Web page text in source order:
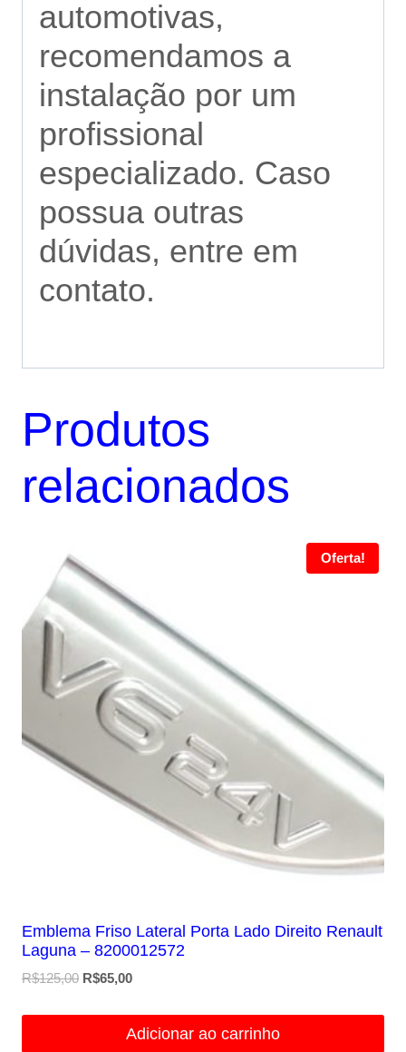
automotivas,
recomendamos a
instalação por um
profissional
especializado. Caso
possua outras
dúvidas, entre em
contato.
Produtos
relacionados
Oferta!
Emblema Friso Lateral Porta Lado Direito Renault
Laguna – 8200012572
R$125,00 O
R$65,00O
é:
Adicionar ao carrinho